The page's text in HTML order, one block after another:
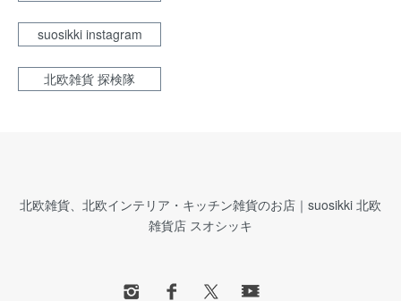
suosikki instagram
北欧雑貨 探検隊
北欧雑貨、北欧インテリア・キッチン雑貨のお店｜suosikki 北欧
雑貨店 スオシッキ